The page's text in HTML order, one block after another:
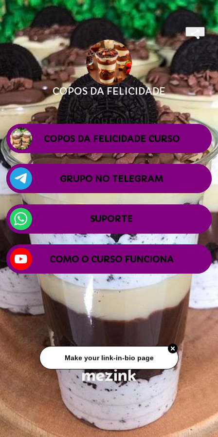
COPOS DA FELICIDADE
COPOS DA FELICIDADE CURSO
GRUPO NO TELEGRAM
SUPORTE
COMO O CURSO FUNCIONA
Make your link-in-bio page